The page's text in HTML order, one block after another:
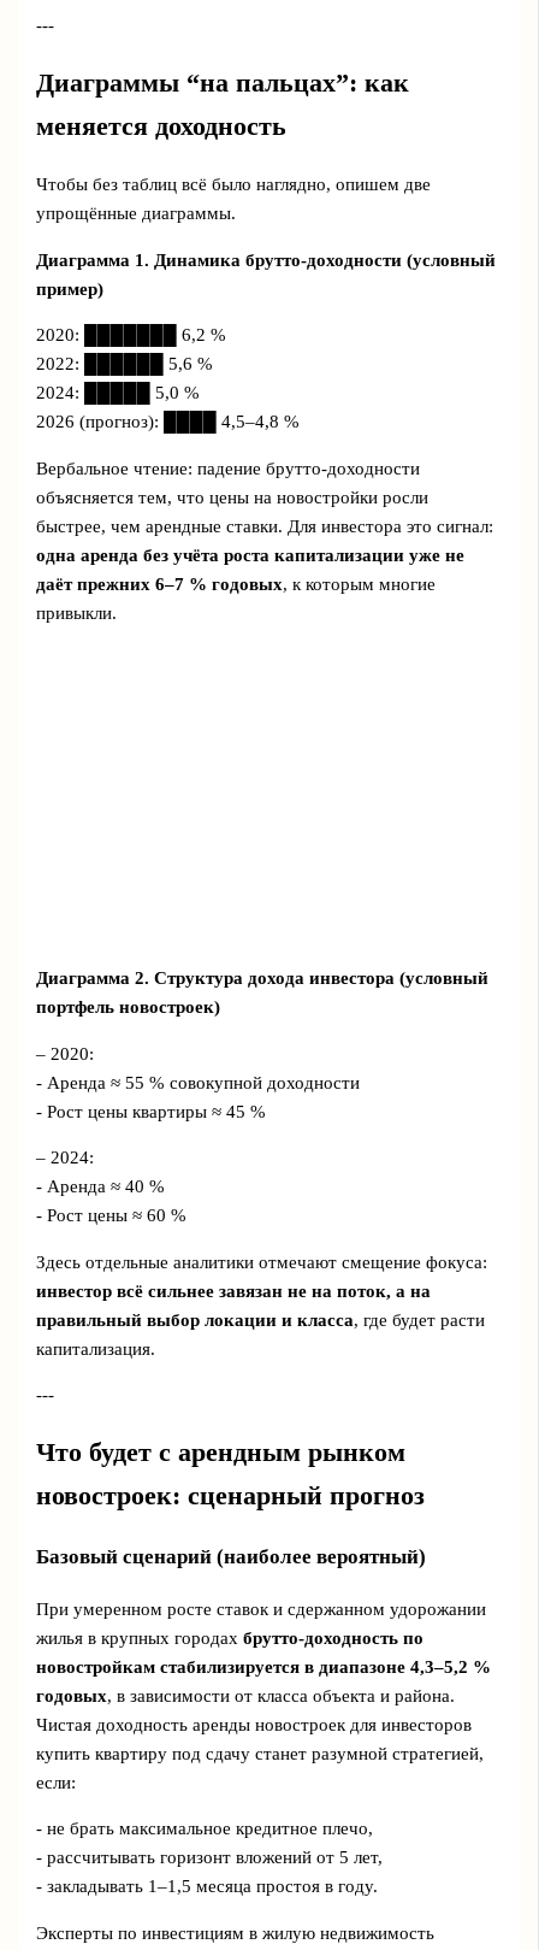
---
Диаграммы “на пальцах”: как
меняется доходность
Чтобы без таблиц всё было наглядно, опишем две
упрощённые диаграммы.
Диаграмма 1. Динамика брутто-доходности (условный
пример)
2020: ███████ 6,2 %
2022: ██████ 5,6 %
2024: █████ 5,0 %
2026 (прогноз): ████ 4,5–4,8 %
Вербальное чтение: падение брутто-доходности
объясняется тем, что цены на новостройки росли
быстрее, чем арендные ставки. Для инвестора это сигнал:
одна аренда без учёта роста капитализации уже не
даёт прежних 6–7 % годовых, к которым многие
привыкли.
Диаграмма 2. Структура дохода инвестора (условный
портфель новостроек)
– 2020:
- Аренда ≈ 55 % совокупной доходности
- Рост цены квартиры ≈ 45 %
– 2024:
- Аренда ≈ 40 %
- Рост цены ≈ 60 %
Здесь отдельные аналитики отмечают смещение фокуса:
инвестор всё сильнее завязан не на поток, а на
правильный выбор локации и класса, где будет расти
капитализация.
---
Что будет с арендным рынком
новостроек: сценарный прогноз
Базовый сценарий (наиболее вероятный)
При умеренном росте ставок и сдержанном удорожании
жилья в крупных городахбрутто-доходность по
новостройкам стабилизируется в диапазоне 4,3–5,2 %
годовых, в зависимости от класса объекта и района.
Чистая доходность аренды новостроек для инвесторов
купить квартиру под сдачу станет разумной стратегией,
если:
- не брать максимальное кредитное плечо,
- рассчитывать горизонт вложений от 5 лет,
- закладывать 1–1,5 месяца простоя в году.
Эксперты по инвестициям в жилую недвижимость